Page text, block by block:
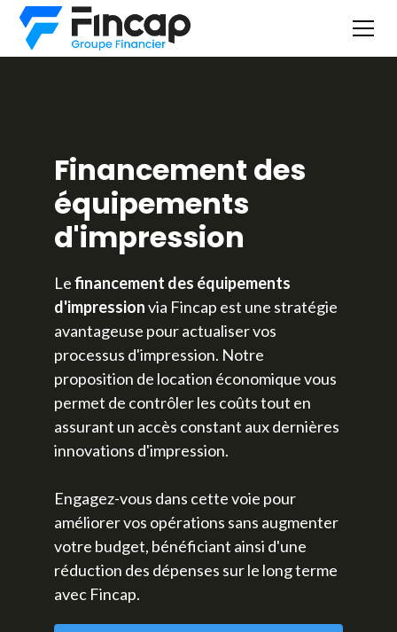
Financement des
équipements
d'impression
Lefinancement des équipements
d'impressionvia Fincap est une stratégie
avantageuse pour actualiser vos
processus d'impression. Notre
proposition de location économique vous
permet de contrôler les coûts tout en
assurant un accès constant aux dernières
innovations d'impression.
Engagez-vous dans cette voie pour
améliorer vos opérations sans augmenter
votre budget, bénéficiant ainsi d'une
réduction des dépenses sur le long terme
avec Fincap.